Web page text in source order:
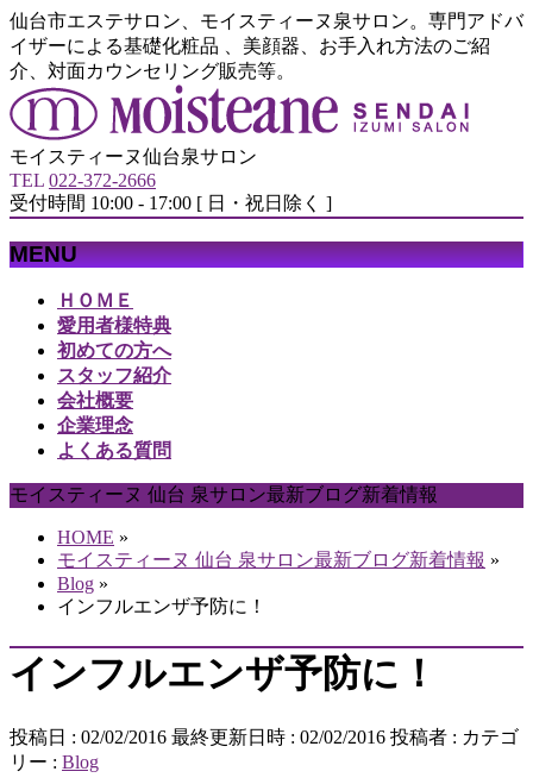
仙台市エステサロン、モイスティーヌ泉サロン。専門アドバ
イザーによる基礎化粧品 、美顔器、お手入れ方法のご紹
介、対面カウンセリング販売等。
モイスティーヌ仙台泉サロン
TEL 022-372-2666
受付時間 10:00 - 17:00 [ 日・祝日除く ]
MENU
ＨＯＭＥ
愛用者様特典
初めての方へ
スタッフ紹介
会社概要
企業理念
よくある質問
モイスティーヌ 仙台 泉サロン最新ブログ新着情報
HOME »
モイスティーヌ 仙台 泉サロン最新ブログ新着情報 »
Blog »
インフルエンザ予防に！
インフルエンザ予防に！
投稿日 : 02/02/2016 最終更新日時 : 02/02/2016 投稿者 : カテゴ
リー : Blog